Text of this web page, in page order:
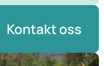
Kontakt oss